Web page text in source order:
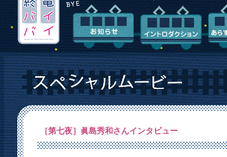
［第七夜］眞島秀和さんインタビュー